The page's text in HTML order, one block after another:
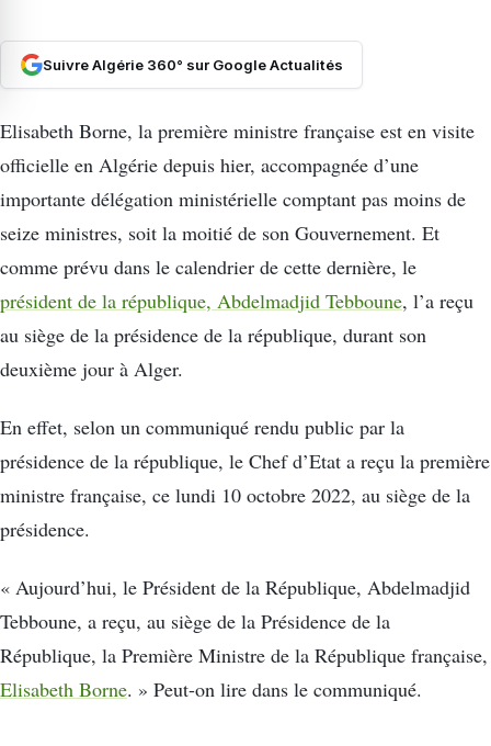
Suivre Algérie 360° sur Google Actualités
Elisabeth Borne, la première ministre française est en visite
officielle en Algérie depuis hier, accompagnée d’une
importante délégation ministérielle comptant pas moins de
seize ministres, soit la moitié de son Gouvernement. Et
comme prévu dans le calendrier de cette dernière, le
président de la république, Abdelmadjid Tebboune, l’a reçu
au siège de la présidence de la république, durant son
deuxième jour à Alger.
En effet, selon un communiqué rendu public par la
présidence de la république, le Chef d’Etat a reçu la première
ministre française, ce lundi 10 octobre 2022, au siège de la
présidence.
« Aujourd’hui, le Président de la République, Abdelmadjid
Tebboune, a reçu, au siège de la Présidence de la
République, la Première Ministre de la République française,
Elisabeth Borne. » Peut-on lire dans le communiqué.